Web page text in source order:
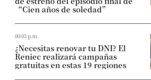
“Cien años de soledad”
00:03 p.m.
¿Necesitas renovar tu DNI? El
Reniec realizará campañas
gratuitas en estas 19 regiones